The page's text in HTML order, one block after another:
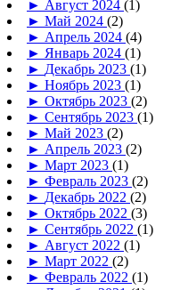
► Август 2024 (1)
► Май 2024 (2)
► Апрель 2024 (4)
► Январь 2024 (1)
► Декабрь 2023 (1)
► Ноябрь 2023 (1)
► Октябрь 2023 (2)
► Сентябрь 2023 (1)
► Май 2023 (2)
► Апрель 2023 (2)
► Март 2023 (1)
► Февраль 2023 (2)
► Декабрь 2022 (2)
► Октябрь 2022 (3)
► Сентябрь 2022 (1)
► Август 2022 (1)
► Март 2022 (2)
► Февраль 2022 (1)